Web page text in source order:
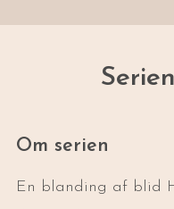
Serien
Om serien
En blanding af blid